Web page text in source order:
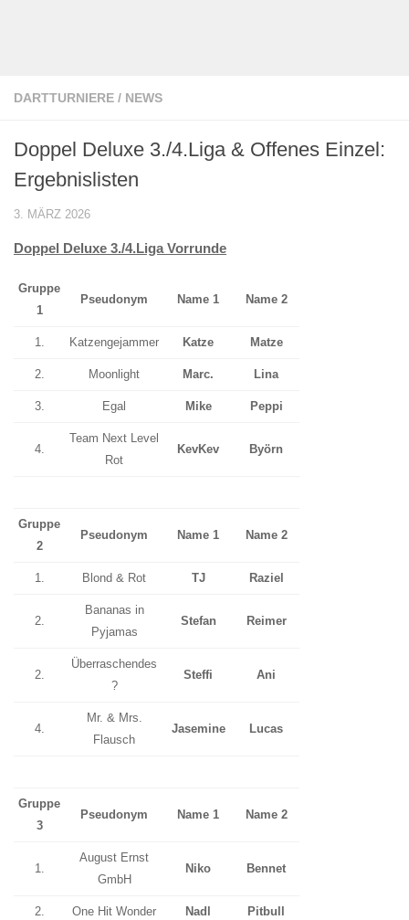
DARTTURNIERE / NEWS
Doppel Deluxe 3./4.Liga & Offenes Einzel:
Ergebnislisten
3. MÄRZ 2026
Doppel Deluxe 3./4.Liga Vorrunde
Gruppe
1
Pseudonym Name 1 Name 2
1. Katzengejammer Katze Matze
2. Moonlight Marc. Lina
3. Egal Mike Peppi
4.
Team Next Level
Rot
KevKev Byörn
Gruppe
2
Pseudonym Name 1 Name 2
1. Blond & Rot TJ Raziel
2.
Bananas in
Pyjamas
Stefan Reimer
2.
Überraschendes
?
Steffi Ani
4.
Mr. & Mrs.
Flausch
Jasemine Lucas
Gruppe
3
Pseudonym Name 1 Name 2
1.
August Ernst
GmbH
Niko Bennet
2. One Hit Wonder Nadl Pitbull